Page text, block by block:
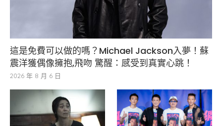
這是免費可以做的嗎？Michael Jackson入夢！蘇
震洋獲偶像擁抱,飛吻 驚醒：感受到真實心跳！
2026 年 8 月 6 日